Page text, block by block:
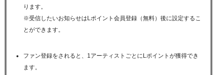
ります。
※受信したいお知らせはLポイント会員登録（無料）後に設定するこ
とができます。
ファン登録をされると、1アーティストごとにLポイントが獲得でき
ます。